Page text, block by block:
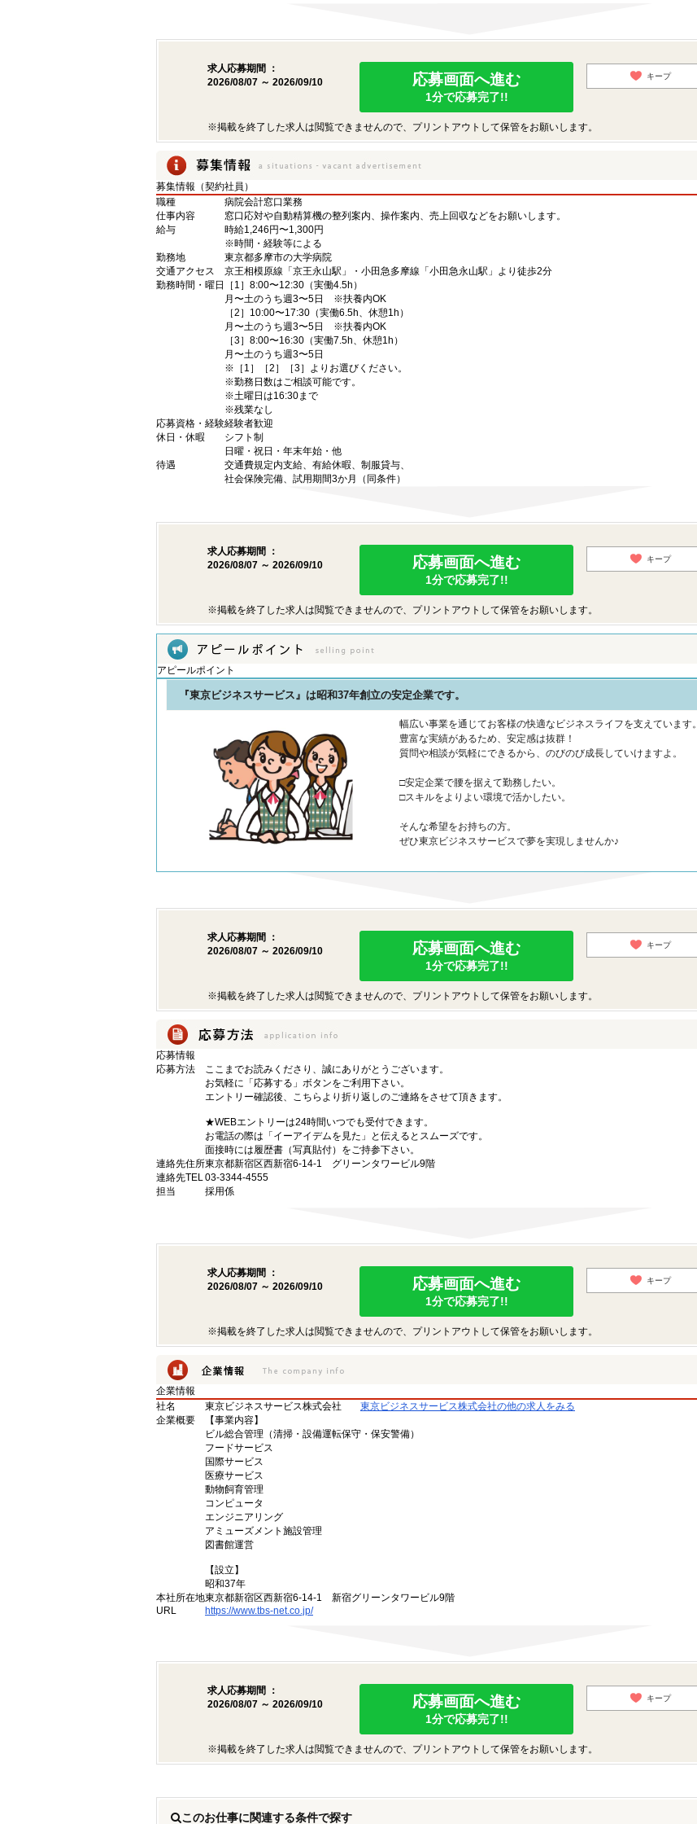
求人応募期間 ：
2026/08/07 ～ 2026/09/10
応募画面へ進む
1分で応募完了!!
キープ
※掲載を終了した求人は閲覧できませんので、プリントアウトして保管をお願いします。
募集情報（契約社員）
職種
病院会計窓口業務
仕事内容
窓口応対や自動精算機の整列案内、操作案内、売上回収などをお願いします。
給与
時給1,246円〜1,300円
※時間・経験等による
勤務地
東京都多摩市の大学病院
交通アクセス
京王相模原線「京王永山駅」・小田急多摩線「小田急永山駅」より徒歩2分
勤務時間・曜日
［1］8:00〜12:30（実働4.5h）
月〜土のうち週3〜5日 ※扶養内OK
［2］10:00〜17:30（実働6.5h、休憩1h）
月〜土のうち週3〜5日 ※扶養内OK
［3］8:00〜16:30（実働7.5h、休憩1h）
月〜土のうち週3〜5日
※［1］［2］［3］よりお選びください。
※勤務日数はご相談可能です。
※土曜日は16:30まで
※残業なし
応募資格・経験経験者歓迎
休日・休暇
シフト制
日曜・祝日・年末年始・他
待遇
交通費規定内支給、有給休暇、制服貸与、
社会保険完備、試用期間3か月（同条件）
求人応募期間 ：
2026/08/07 ～ 2026/09/10
応募画面へ進む
1分で応募完了!!
キープ
※掲載を終了した求人は閲覧できませんので、プリントアウトして保管をお願いします。
アピールポイント
『東京ビジネスサービス』は昭和37年創立の安定企業です。
幅広い事業を通じてお客様の快適なビジネスライフを支えています。
豊富な実績があるため、安定感は抜群！
質問や相談が気軽にできるから、のびのび成長していけますよ。
□安定企業で腰を据えて勤務したい。
□スキルをよりよい環境で活かしたい。
そんな希望をお持ちの方。
ぜひ東京ビジネスサービスで夢を実現しませんか♪
求人応募期間 ：
2026/08/07 ～ 2026/09/10
応募画面へ進む
1分で応募完了!!
キープ
※掲載を終了した求人は閲覧できませんので、プリントアウトして保管をお願いします。
応募情報
応募方法
ここまでお読みくださり、誠にありがとうございます。
お気軽に「応募する」ボタンをご利用下さい。
エントリー確認後、こちらより折り返しのご連絡をさせて頂きます。
★WEBエントリーは24時間いつでも受付できます。
お電話の際は「イーアイデムを見た」と伝えるとスムーズです。
面接時には履歴書（写真貼付）をご持参下さい。
連絡先住所東京都新宿区西新宿6-14-1 グリーンタワービル9階
連絡先TEL03-3344-4555
担当
採用係
求人応募期間 ：
2026/08/07 ～ 2026/09/10
応募画面へ進む
1分で応募完了!!
キープ
※掲載を終了した求人は閲覧できませんので、プリントアウトして保管をお願いします。
企業情報
社名
東京ビジネスサービス株式会社
東京ビジネスサービス株式会社の他の求人をみる
企業概要
【事業内容】
ビル総合管理（清掃・設備運転保守・保安警備）
フードサービス
国際サービス
医療サービス
動物飼育管理
コンピュータ
エンジニアリング
アミューズメント施設管理
図書館運営
【設立】
昭和37年
本社所在地東京都新宿区西新宿6-14-1 新宿グリーンタワービル9階
URL
https://www.tbs-net.co.jp/
求人応募期間 ：
2026/08/07 ～ 2026/09/10
応募画面へ進む
1分で応募完了!!
キープ
※掲載を終了した求人は閲覧できませんので、プリントアウトして保管をお願いします。
このお仕事に関連する条件で探す